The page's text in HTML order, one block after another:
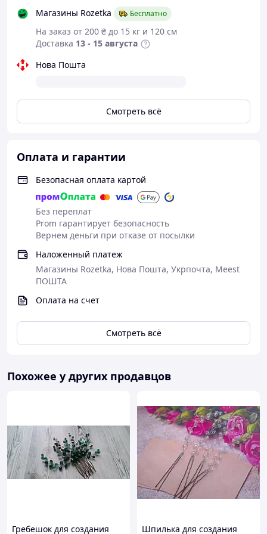
Магазины Rozetka
Бесплатно
На заказ от 200 ₴ до 15 кг и 120 см
Доставка 13 - 15 августа
Нова Пошта
Смотреть всё
Оплата и гарантии
Безопасная оплата картой
Без переплат
Prom гарантирует безопасность
Вернем деньги при отказе от посылки
Наложенный платеж
Магазины Rozetka, Нова Пошта, Укрпочта, Meest
ПОШТА
Оплата на счет
Смотреть всё
Похожее у других продавцов
Гребешок для создания Шпилька для создания